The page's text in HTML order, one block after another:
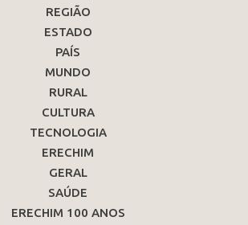
REGIÃO
ESTADO
PAÍS
MUNDO
RURAL
CULTURA
TECNOLOGIA
ERECHIM
GERAL
SAÚDE
ERECHIM 100 ANOS